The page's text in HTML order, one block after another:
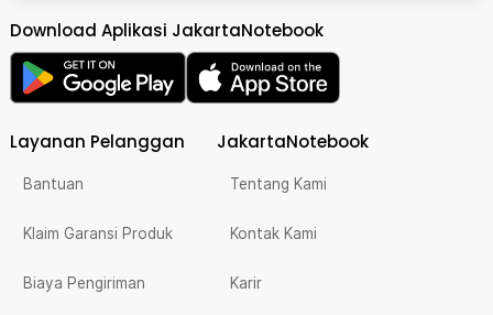
Download Aplikasi JakartaNotebook
Layanan Pelanggan
Bantuan
Klaim Garansi Produk
Biaya Pengiriman
JakartaNotebook
Tentang Kami
Kontak Kami
Karir